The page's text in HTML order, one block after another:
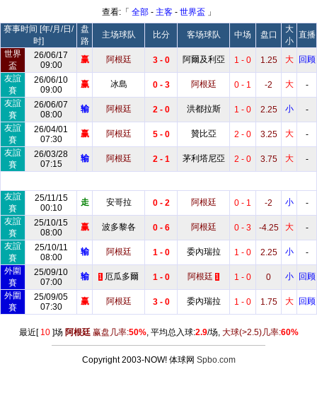
查看:「 全部- 主客- 世界盃 」
赛事时间 [年/月/日/
时]
盘
路
主场球队 比分 客场球队 中场 盘口
大
小
直播
世界
盃
26/06/17
09:00
赢 阿根廷 3 - 0 阿爾及利亞 1 - 0 1.25 大
回顾
友誼
賽
26/06/10
09:00
赢 冰島 0 - 3 阿根廷 0 - 1 -2 大
-
友誼
賽
26/06/07
08:00
输 阿根廷 2 - 0 洪都拉斯 1 - 0 2.25 小
-
友誼
賽
26/04/01
07:30
赢 阿根廷 5 - 0 贊比亞 2 - 0 3.25 大
-
友誼
賽
26/03/28
07:15
输 阿根廷 2 - 1 茅利塔尼亞 2 - 0 3.75 大 -
友誼
賽
25/11/15
00:10
走 安哥拉 0 - 2 阿根廷 0 - 1 -2 小
-
友誼
賽
25/10/15
08:00
赢 波多黎各 0 - 6 阿根廷 0 - 3 -4.25 大
-
友誼
賽
25/10/11
08:00
输 阿根廷 1 - 0 委內瑞拉 1 - 0 2.25 小
-
外圍
賽
25/09/10
07:00
输 1 厄瓜多爾 1 - 0 阿根廷 1 1 - 0 0 小
回顾
外圍
賽
25/09/05
07:30
赢 阿根廷 3 - 0 委內瑞拉 1 - 0 1.75 大 回顾
最近[ 10]场 阿根廷赢盘几率:50%, 平均总入球:2.9/场, 大球(>2.5)几率:60%
Copyright 2003-NOW! 体球网 Spbo.com